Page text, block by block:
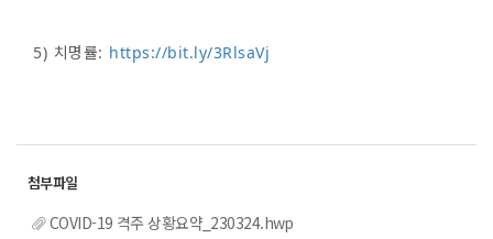
5) 치명률: https://bit.ly/3RlsaVj
COVID-19 격주 상황요약_230324.hwp